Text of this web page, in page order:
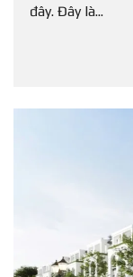
đây. Đây là...